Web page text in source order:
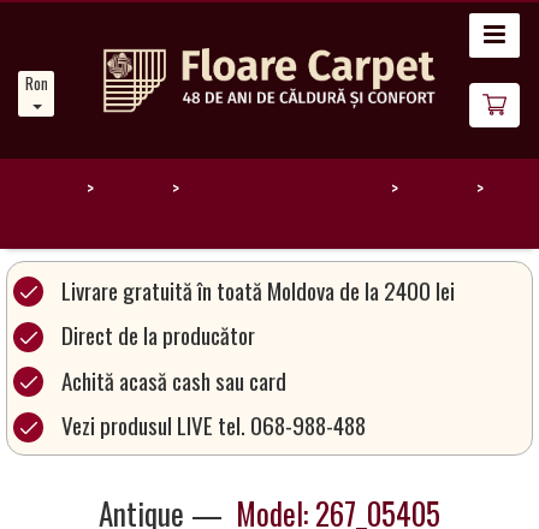
Romanian
Noutăți
Catalog
covoare
Magia
Covoarelor
Partener
Livrare gratuită în toată Moldova de la 2400 lei
Direct de la producător
Achită acasă cash sau card
Vezi produsul LIVE tel. 068-988-488
Antique — Model: 267_05405